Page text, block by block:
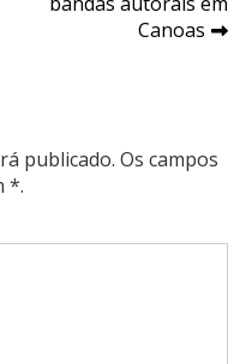
Canoas
publicado. Os campos
*.